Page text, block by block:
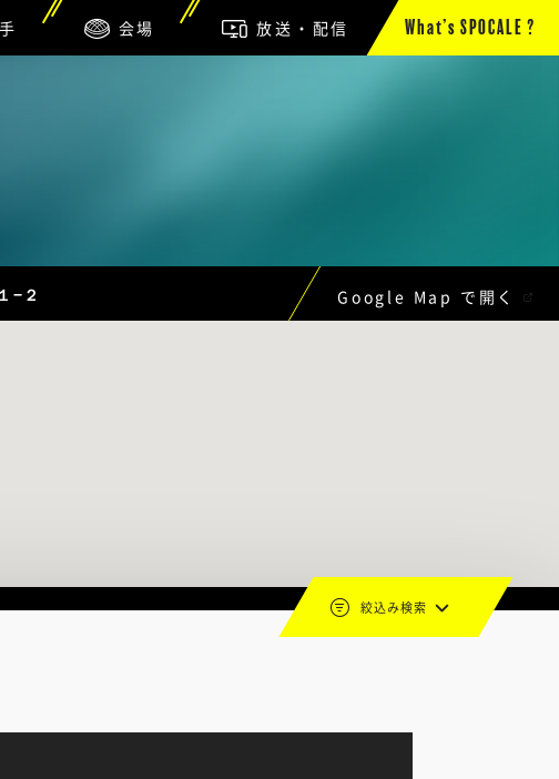
会場 放送・配信 What’s SPOCALE ?
−２ Google Map で開く
絞込み検索